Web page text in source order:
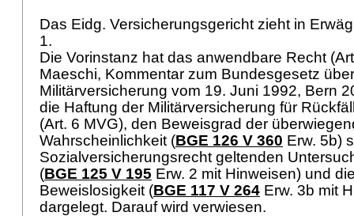
Das Eidg. Versicherungsgericht zieht in
1.
Die Vorinstanz hat das anwendbare Recht (
Maeschi, Kommentar zum Bundesgesetz
Militärversicherung vom 19. Juni 1992, Bern
die Haftung der Militärversicherung für
(Art. 6 MVG), den Beweisgrad der
Wahrscheinlichkeit (BGE 126 V 360 Erw. 5b)
Sozialversicherungsrecht geltenden
(BGE 125 V 195 Erw. 2 mit Hinweisen) und
Beweislosigkeit (BGE 117 V 264 Erw. 3b mit
dargelegt. Darauf wird verwiesen.